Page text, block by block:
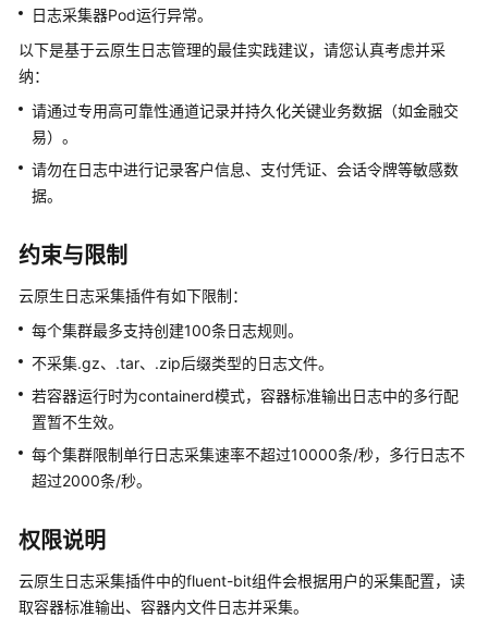
作
载
镜
像
缓
络
存
储
原
生
观
测
命
名
空
间
日志采集器Pod运行异常。
以下是基于云原生日志管理的最佳实践建议，请您认真考虑并采
纳：
请通过专用高可靠性通道记录并持久化关键业务数据（如金融交
易）。
请勿在日志中进行记录客户信息、支付凭证、会话令牌等敏感数
据。
约束与限制
云原生日志采集插件有如下限制：
每个集群最多支持创建100条日志规则。
不采集.gz、.tar、.zip后缀类型的日志文件。
若容器运行时为containerd模式，容器标准输出日志中的多行配
置暂不生效。
每个集群限制单行日志采集速率不超过10000条/秒，多行日志不
超过2000条/秒。
权限说明
云原生日志采集插件中的fluent-bit组件会根据用户的采集配置，读
取容器标准输出、容器内文件日志并采集。